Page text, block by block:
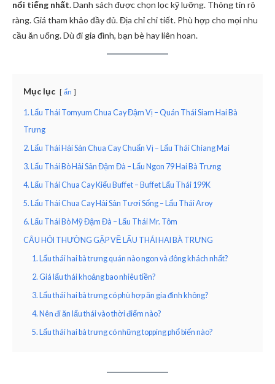
nổi tiếng nhất. Danh sách được chọn lọc kỹ lưỡng. Thông tin rõ
ràng. Giá tham khảo đầy đủ. Địa chỉ chi tiết. Phù hợp cho mọi nhu
cầu ăn uống. Dù đi gia đình, bạn bè hay liên hoan.
Mục lục ẩn
1. Lẩu Thái Tomyum Chua Cay Đậm Vị – Quán Thái Siam Hai Bà
Trưng
2. Lẩu Thái Hải Sản Chua Cay Chuẩn Vị – Lẩu Thái Chiang Mai
3. Lẩu Thái Bò Hải Sản Đậm Đà – Lẩu Ngon 79 Hai Bà Trưng
4. Lẩu Thái Chua Cay Kiểu Buffet – Buffet Lẩu Thái 199K
5. Lẩu Thái Chua Cay Hải Sản Tươi Sống – Lẩu Thái Aroy
6. Lẩu Thái Bò Mỹ Đậm Đà – Lẩu Thái Mr. Tôm
CÂU HỎI THƯỜNG GẶP VỀ LẨU THÁI HAI BÀ TRƯNG
1. Lẩu thái hai bà trưng quán nào ngon và đông khách nhất?
2. Giá lẩu thái khoảng bao nhiêu tiền?
3. Lẩu thái hai bà trưng có phù hợp ăn gia đình không?
4. Nên đi ăn lẩu thái vào thời điểm nào?
5. Lẩu thái hai bà trưng có những topping phổ biến nào?